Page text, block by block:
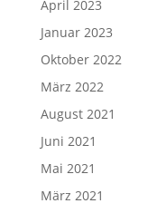
April 2023
Januar 2023
Oktober 2022
März 2022
August 2021
Juni 2021
Mai 2021
März 2021